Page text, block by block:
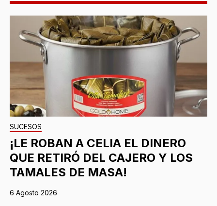
SUCESOS
¡LE ROBAN A CELIA EL DINERO
QUE RETIRÓ DEL CAJERO Y LOS
TAMALES DE MASA!
6 Agosto 2026